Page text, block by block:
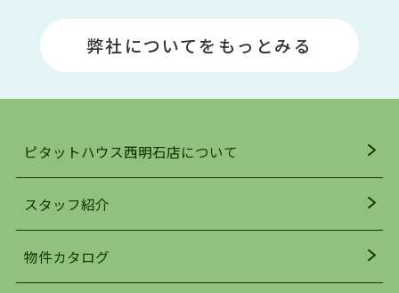
場や釣りスポットが多くあります。JR「大久保
駅」周辺には、ビブレ・イオンをはじめとした買
い物施設も多くあり、買い物にも困りません。
明石駅・西明石駅を中心に、明石市・神戸市西区
でお部屋探している方は、ぜひ当ＨＰにて物件を
お探しになってください。弊社は、スタッフの平
を行っており地域最大級の情報取扱量を誇ってお
ります。店頭で限られた物件をご紹介する、従来
弊社についてをもっとみる
ピタットハウス西明石店について
スタッフ紹介
物件カタログ